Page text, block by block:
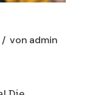
von admin